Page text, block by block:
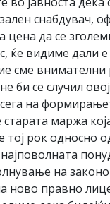
снабдувач,
цена да се
ќе видиме дали е
сме
би се случил
на
маржа
тој рок односно
на
ново правно